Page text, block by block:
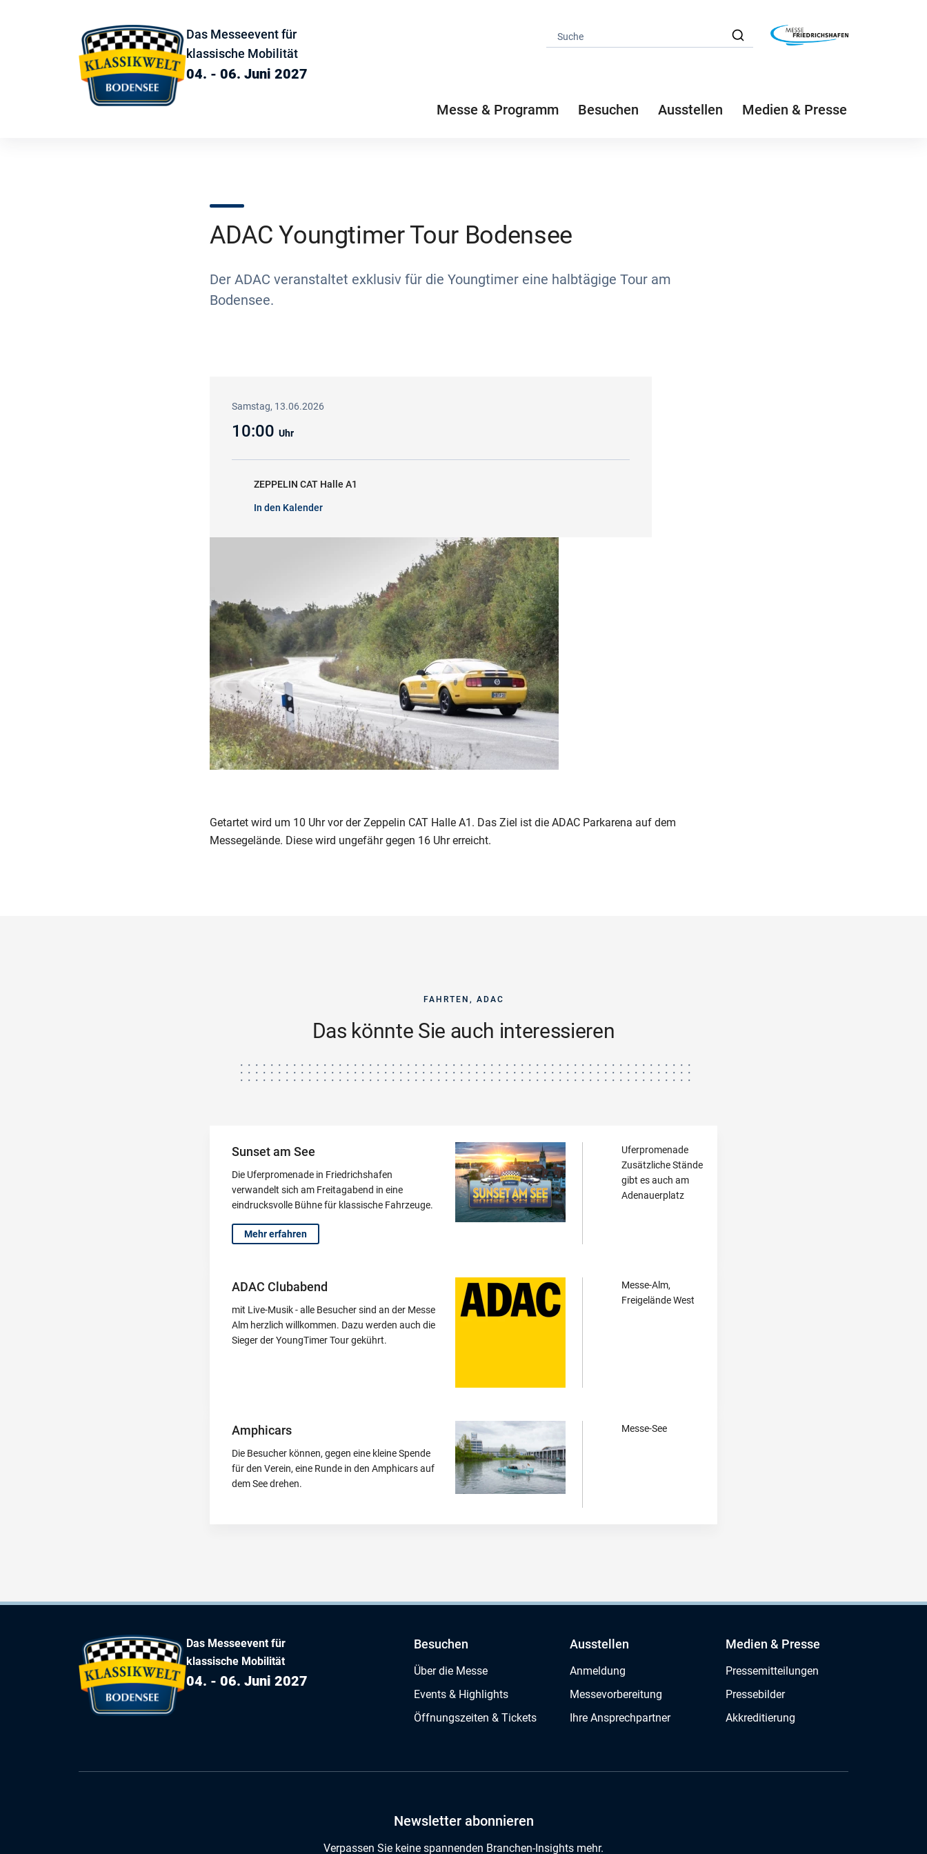
Das Messeevent für
klassische Mobilität
04. - 06. Juni 2027
Messe & Programm Besuchen Ausstellen Medien & Presse
ADAC Youngtimer Tour Bodensee
Der ADAC veranstaltet exklusiv für die Youngtimer eine halbtägige Tour am
Bodensee.
Samstag, 13.06.2026
10:00 Uhr
ZEPPELIN CAT Halle A1
In den Kalender
Getartet wird um 10 Uhr vor der Zeppelin CAT Halle A1. Das Ziel ist die ADAC Parkarena auf dem
Messegelände. Diese wird ungefähr gegen 16 Uhr erreicht.
FAHRTEN, ADAC
Das könnte Sie auch interessieren
Sunset am See
Die Uferpromenade in Friedrichshafen
verwandelt sich am Freitagabend in eine
eindrucksvolle Bühne für klassische Fahrzeuge.
Mehr erfahren
Uferpromenade
Zusätzliche Stände
gibt es auch am
Adenauerplatz
ADAC Clubabend
mit Live-Musik - alle Besucher sind an der Messe
Alm herzlich willkommen. Dazu werden auch die
Sieger der YoungTimer Tour gekührt.
Messe-Alm,
Freigelände West
Amphicars
Die Besucher können, gegen eine kleine Spende
für den Verein, eine Runde in den Amphicars auf
dem See drehen.
Messe-See
Das Messeevent für
klassische Mobilität
04. - 06. Juni 2027
Besuchen
Über die Messe
Events & Highlights
Öffnungszeiten & Tickets
Ausstellen
Anmeldung
Messevorbereitung
Ihre Ansprechpartner
Medien & Presse
Pressemitteilungen
Pressebilder
Akkreditierung
Newsletter abonnieren
Verpassen Sie keine spannenden Branchen-Insights mehr.